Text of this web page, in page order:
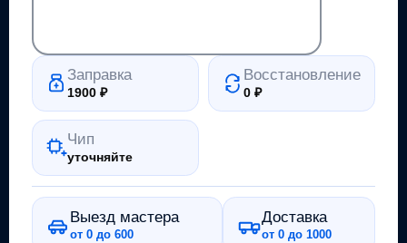
Заправка
1900₽
Восстановление
0₽
Чип
уточняйте
Выезд мастера
от 0 до 600
Доставка
от 0 до 1000